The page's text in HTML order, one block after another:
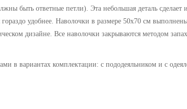
быть ответные петли). Эта небольшая деталь сделает
гораздо удобнее. Наволочки в размере 50х70 см
дизайне. Все наволочки закрываются методом
в вариантах комплектации: с пододеяльником и с